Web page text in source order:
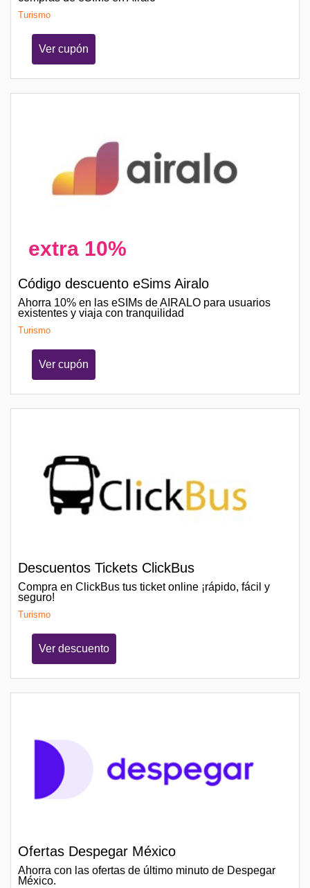
Turismo
Ver cupón
extra 10%
Código descuento eSims Airalo
Ahorra 10% en las eSIMs de AIRALO para usuarios
existentes y viaja con tranquilidad
Turismo
Ver cupón
Descuentos Tickets ClickBus
Compra en ClickBus tus ticket online ¡rápido, fácil y
seguro!
Turismo
Ver descuento
Ofertas Despegar México
Ahorra con las ofertas de último minuto de Despegar
México.